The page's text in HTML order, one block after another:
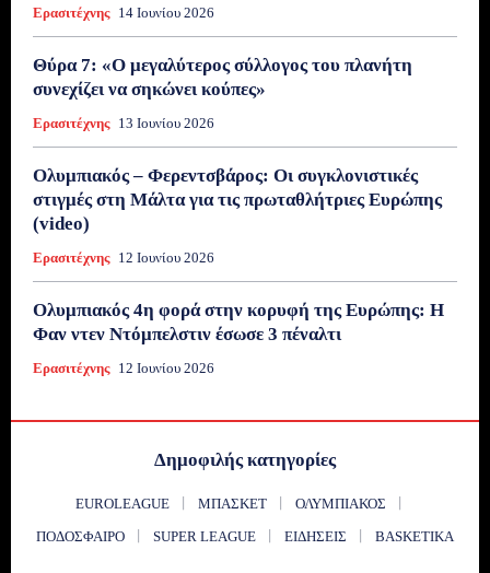
Ερασιτέχνης 14 Ιουνίου 2026
Θύρα 7: «Ο μεγαλύτερος σύλλογος του πλανήτη
συνεχίζει να σηκώνει κούπες»
Ερασιτέχνης 13 Ιουνίου 2026
Ολυμπιακός – Φερεντσβάρος: Οι συγκλονιστικές
στιγμές στη Μάλτα για τις πρωταθλήτριες Ευρώπης
(video)
Ερασιτέχνης 12 Ιουνίου 2026
Ολυμπιακός 4η φορά στην κορυφή της Ευρώπης: Η
Φαν ντεν Ντόμπελστιν έσωσε 3 πέναλτι
Ερασιτέχνης 12 Ιουνίου 2026
Δημοφιλής κατηγορίες
EUROLEAGUE ΜΠΆΣΚΕΤ
ΟΛΥΜΠΙΑΚΌΣ
ΠΟΔΌΣΦΑΙΡΟ
SUPER LEAGUE ΕΙΔΉΣΕΙΣ BASKETIKA